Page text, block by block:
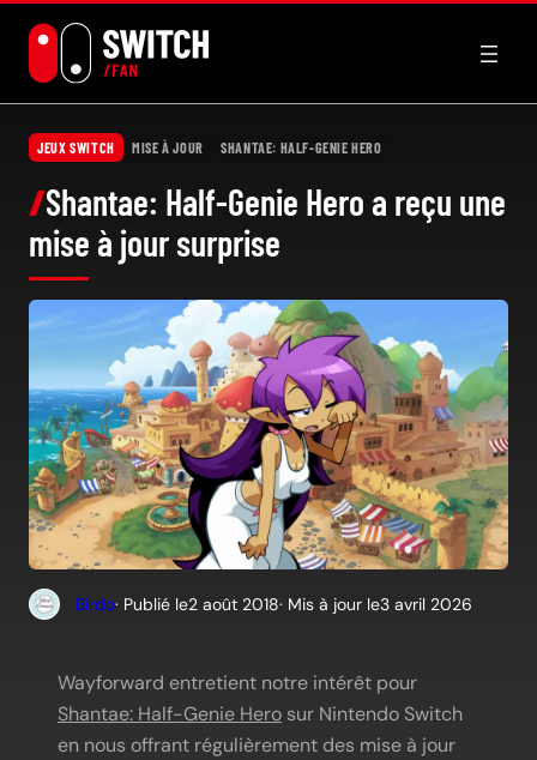
contenu
JEUX SWITCH MISE À JOUR SHANTAE: HALF-GENIE HERO
Shantae: Half-Genie Hero a reçu une
mise à jour surprise
Birdo· Publié le2 août 2018· Mis à jour le3 avril 2026
Wayforward entretient notre intérêt pour
Shantae: Half-Genie Hero sur Nintendo Switch
en nous offrant régulièrement des mise à jour